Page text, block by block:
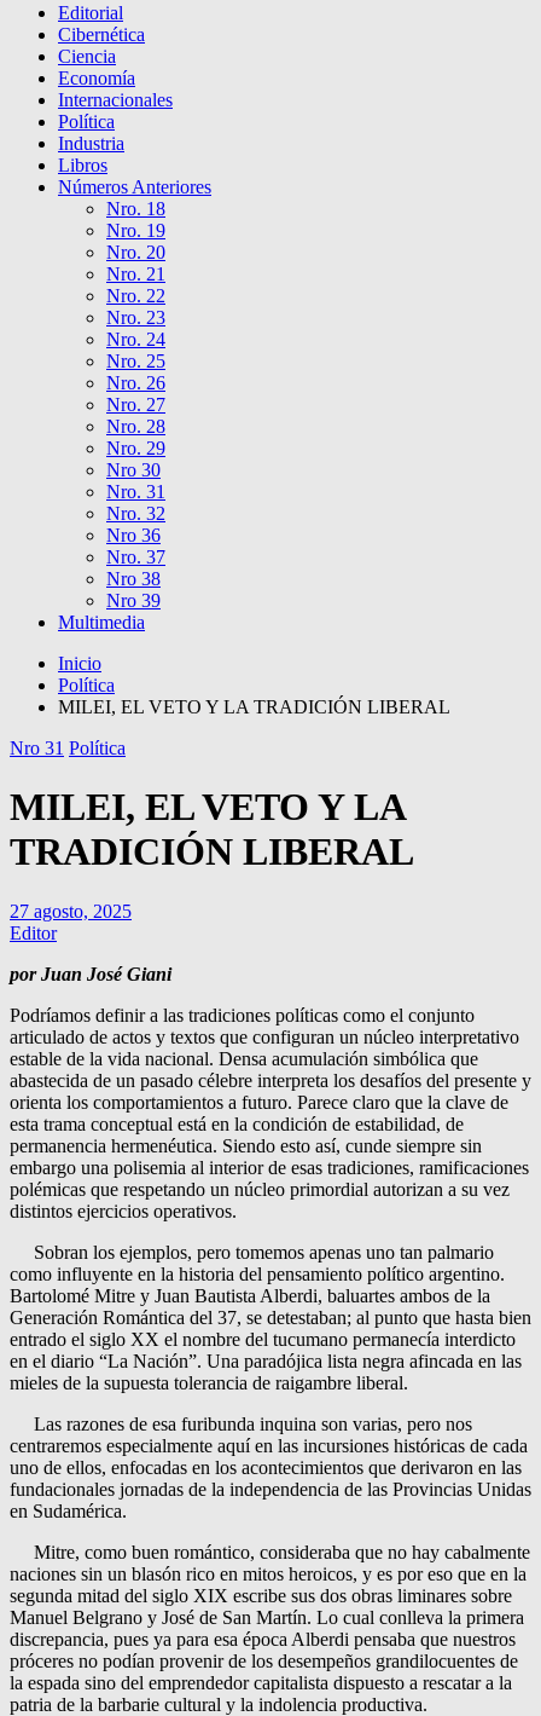
Editorial
Cibernética
Ciencia
Economía
Internacionales
Política
Industria
Libros
Números Anteriores
Nro. 18
Nro. 19
Nro. 20
Nro. 21
Nro. 22
Nro. 23
Nro. 24
Nro. 25
Nro. 26
Nro. 27
Nro. 28
Nro. 29
Nro 30
Nro. 31
Nro. 32
Nro 36
Nro. 37
Nro 38
Nro 39
Multimedia
Inicio
Política
MILEI, EL VETO Y LA TRADICIÓN LIBERAL
Nro 31 Política
MILEI, EL VETO Y LA
TRADICIÓN LIBERAL
27 agosto, 2025
Editor
por Juan José Giani
Podríamos definir a las tradiciones políticas como el conjunto
articulado de actos y textos que configuran un núcleo interpretativo
estable de la vida nacional. Densa acumulación simbólica que
abastecida de un pasado célebre interpreta los desafíos del presente y
orienta los comportamientos a futuro. Parece claro que la clave de
esta trama conceptual está en la condición de estabilidad, de
permanencia hermenéutica. Siendo esto así, cunde siempre sin
embargo una polisemia al interior de esas tradiciones, ramificaciones
polémicas que respetando un núcleo primordial autorizan a su vez
distintos ejercicios operativos.
Sobran los ejemplos, pero tomemos apenas uno tan palmario
como influyente en la historia del pensamiento político argentino.
Bartolomé Mitre y Juan Bautista Alberdi, baluartes ambos de la
Generación Romántica del 37, se detestaban; al punto que hasta bien
entrado el siglo XX el nombre del tucumano permanecía interdicto
en el diario “La Nación”. Una paradójica lista negra afincada en las
mieles de la supuesta tolerancia de raigambre liberal.
Las razones de esa furibunda inquina son varias, pero nos
centraremos especialmente aquí en las incursiones históricas de cada
uno de ellos, enfocadas en los acontecimientos que derivaron en las
fundacionales jornadas de la independencia de las Provincias Unidas
en Sudamérica.
Mitre, como buen romántico, consideraba que no hay cabalmente
naciones sin un blasón rico en mitos heroicos, y es por eso que en la
segunda mitad del siglo XIX escribe sus dos obras liminares sobre
Manuel Belgrano y José de San Martín. Lo cual conlleva la primera
discrepancia, pues ya para esa época Alberdi pensaba que nuestros
próceres no podían provenir de los desempeños grandilocuentes de
la espada sino del emprendedor capitalista dispuesto a rescatar a la
patria de la barbarie cultural y la indolencia productiva.